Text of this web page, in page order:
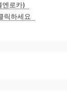
엔로카)
릭하세요